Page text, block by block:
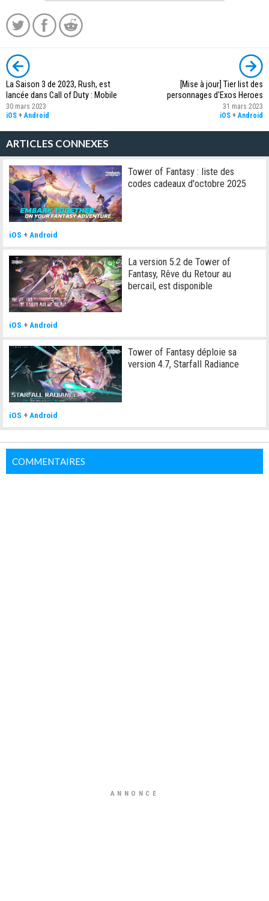
La Saison 3 de 2023, Rush, est
lancée dans Call of Duty : Mobile
30 mars 2023
iOS + Android
[Mise à jour] Tier list des
personnages d'Exos Heroes
31 mars 2023
iOS + Android
ARTICLES CONNEXES
Tower of Fantasy : liste des
codes cadeaux d'octobre 2025
iOS + Android
La version 5.2 de Tower of
Fantasy, Rêve du Retour au
bercail, est disponible
iOS + Android
Tower of Fantasy déploie sa
version 4.7, Starfall Radiance
iOS + Android
COMMENTAIRES
ANNONCE